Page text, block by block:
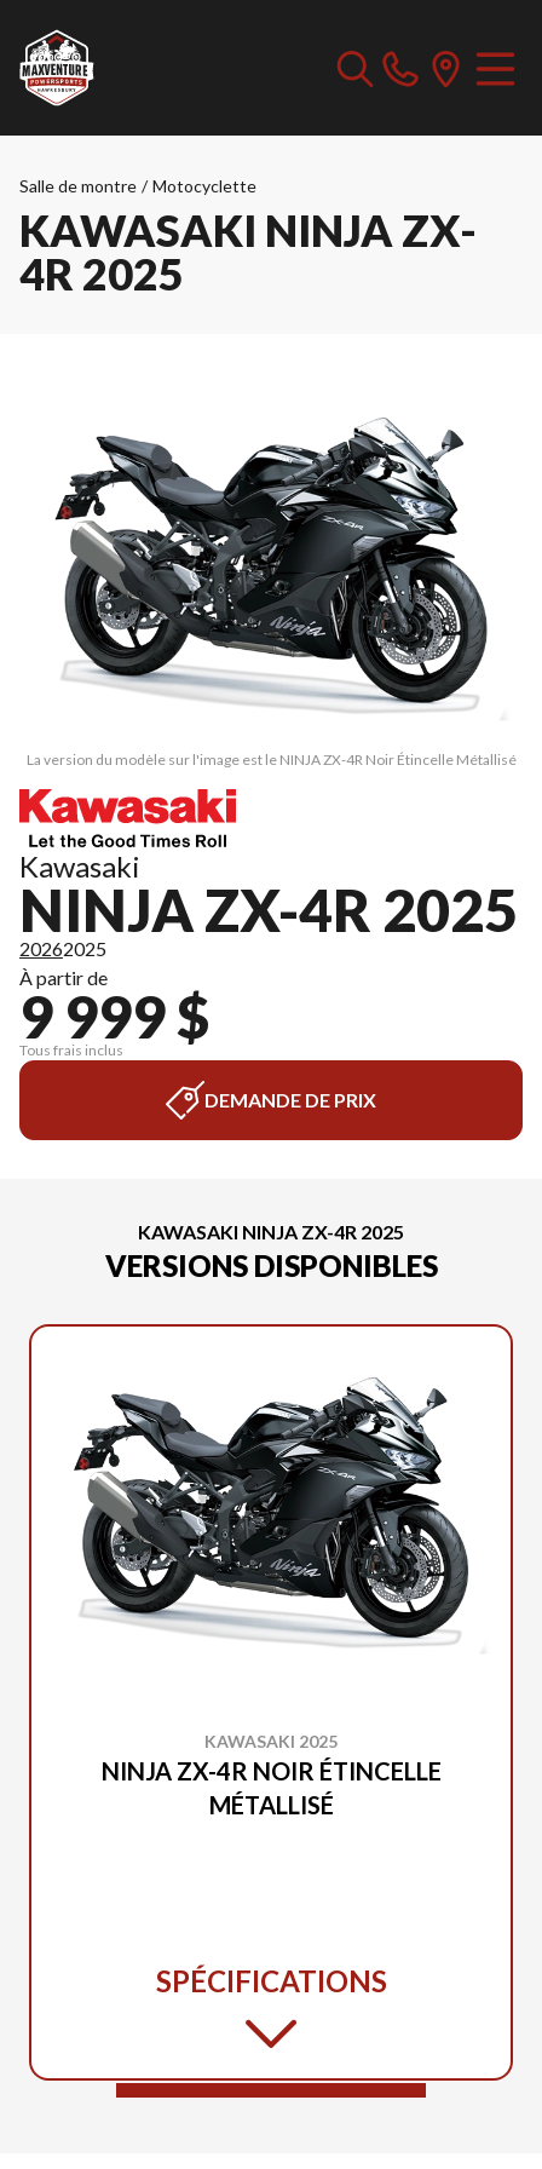
Salle de montre / Motocyclette
KAWASAKI NINJA ZX-
4R 2025
La version du modèle sur l'image est le NINJA ZX-4R Noir Étincelle Métallisé
Kawasaki
NINJA ZX-4R 2025
20262025
À partir de
9 999 $
Tous frais inclus
DEMANDE DE PRIX
KAWASAKI NINJA ZX-4R 2025
VERSIONS DISPONIBLES
KAWASAKI 2025
NINJA ZX-4R NOIR ÉTINCELLE
MÉTALLISÉ
SPÉCIFICATIONS